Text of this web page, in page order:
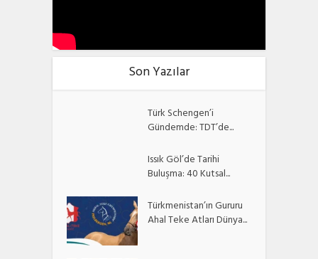
Son Yazılar
Türk Schengen’i
Gündemde: TDT’de...
Issık Göl’de Tarihi
Buluşma: 40 Kutsal...
Türkmenistan’ın Gururu
Ahal Teke Atları Dünya...